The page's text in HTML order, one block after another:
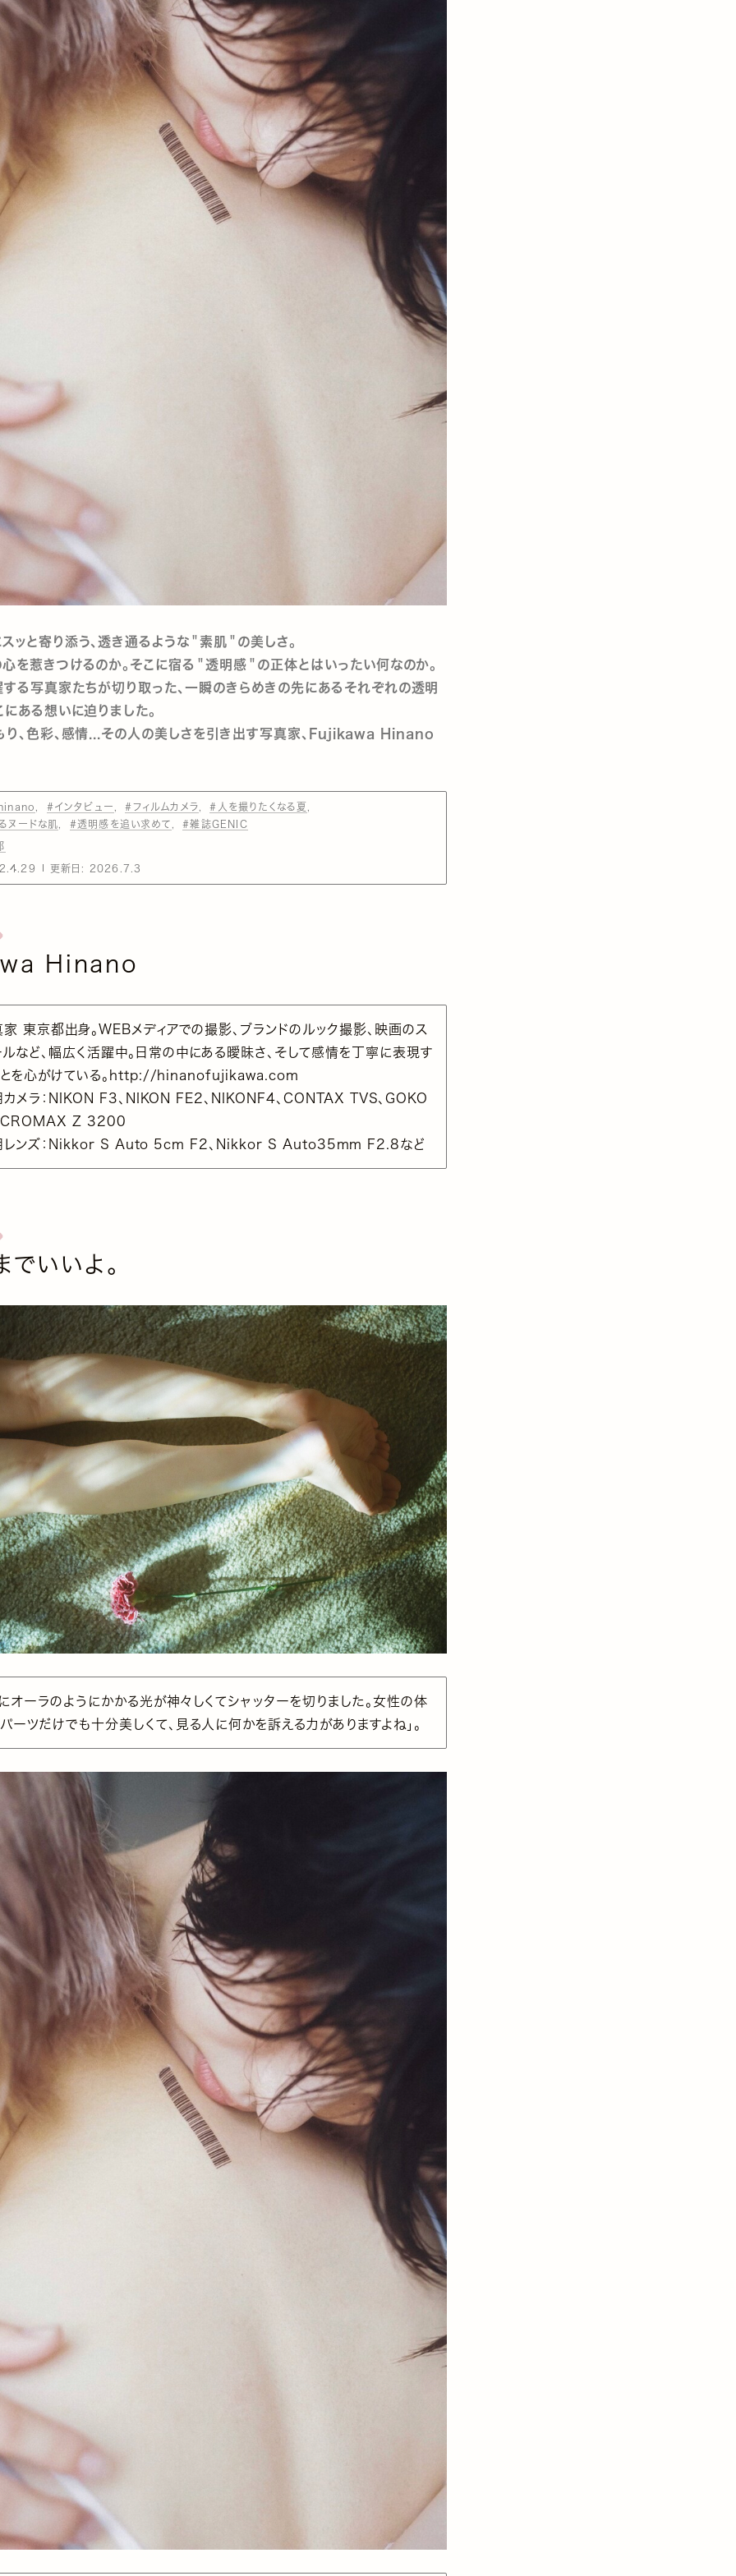
ッと寄り添う、透き通るような＂素肌＂の美しさ。
を惹きつけるのか。そこに宿る＂透明感＂の正体とはいったい何なのか。
る写真家たちが切り取った、一瞬のきらめきの先にあるそれぞれの透明
にある想いに迫りました。
り、色彩、感情...その人の美しさを引き出す写真家、Fujikawa Hinano
#インタビュー #フィルムカメラ
#人を撮りたくなる夏
ヌードな肌
#透明感を追い求めて #雑誌GENIC
更新日: 2026.7.3
Hinano
東京都出身。WEBメディアでの撮影、ブランドのルック撮影、映画のス
など、幅広く活躍中。日常の中にある曖昧さ、そして感情を丁寧に表現す
とを心がけている。http://hinanofujikawa.com
カメラ：NIKON F3、NIKON FE2、NIKONF4、CONTAX TVS、GOKO
Z 3200
レンズ：Nikkor S Auto 5cm F2、Nikkor S Auto35mm F2.8など
でいいよ。
オーラのようにかかる光が神々しくてシャッターを切りました。女性の体
ーツだけでも十分美しくて、見る人に何かを訴える力がありますよね」。